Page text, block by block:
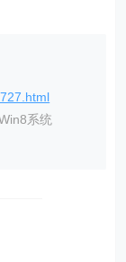
系统